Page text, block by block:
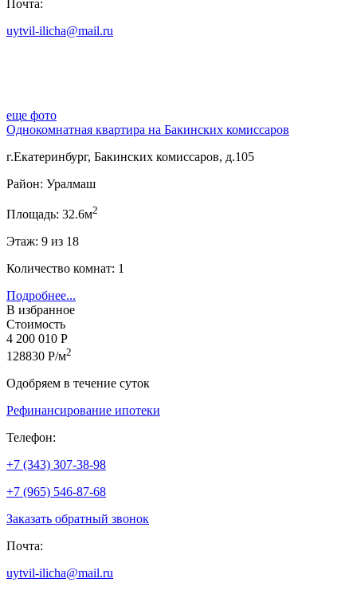
Почта:
uytvil-ilicha@mail.ru
еще фото
Однокомнатная квартира на Бакинских комиссаров
г.Екатеринбург, Бакинских комиссаров, д.105
Район: Уралмаш
Площадь: 32.6м2
Этаж: 9 из 18
Количество комнат: 1
Подробнее...
В избранное
Стоимость
4 200 010 Р
128830 Р/м2
Одобряем в течение суток
Рефинансирование ипотеки
Телефон:
+7 (343) 307-38-98
+7 (965) 546-87-68
Заказать обратный звонок
Почта:
uytvil-ilicha@mail.ru